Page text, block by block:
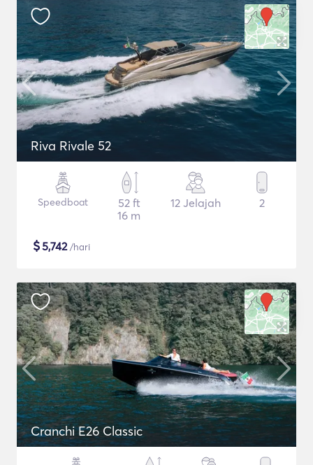
Riva Rivale 52
Speedboat
52 ft
16 m
12 Jelajah 2
$5,742/hari
Cranchi E26 Classic